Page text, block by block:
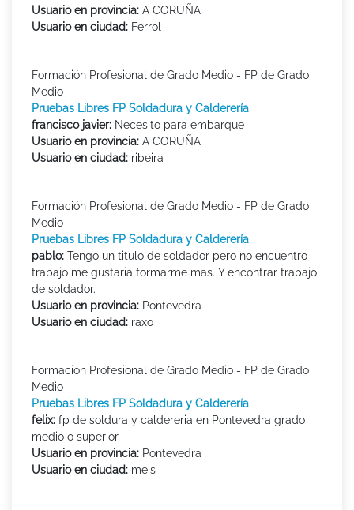
Usuario en provincia: A CORUÑA
Usuario en ciudad: Ferrol
Formación Profesional de Grado Medio - FP de Grado
Medio
Pruebas Libres FP Soldadura y Calderería
francisco javier: Necesito para embarque
Usuario en provincia: A CORUÑA
Usuario en ciudad: ribeira
Formación Profesional de Grado Medio - FP de Grado
Medio
Pruebas Libres FP Soldadura y Calderería
pablo: Tengo un titulo de soldador pero no encuentro
trabajo me gustaria formarme mas. Y encontrar trabajo
de soldador.
Usuario en provincia: Pontevedra
Usuario en ciudad: raxo
Formación Profesional de Grado Medio - FP de Grado
Medio
Pruebas Libres FP Soldadura y Calderería
felix: fp de soldura y caldereria en Pontevedra grado
medio o superior
Usuario en provincia: Pontevedra
Usuario en ciudad: meis